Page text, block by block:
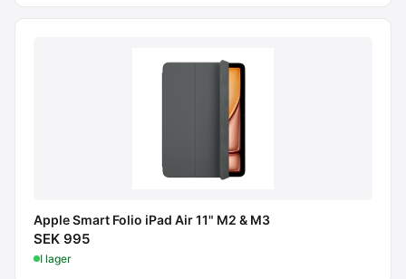
Apple Smart Folio iPad Air 11" M2 & M3
SEK 995
I lager